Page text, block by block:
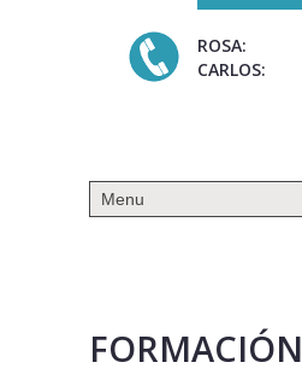
ROSA:
CARLOS:
FORMACIÓN